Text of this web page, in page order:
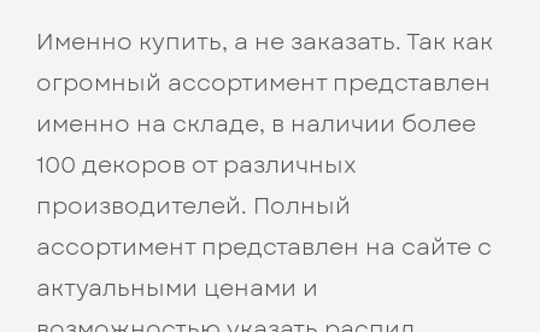
Именно купить, а не заказать. Так как
огромный ассортимент представлен
именно на складе, в наличии более
100 декоров от различных
производителей. Полный
ассортимент представлен на сайте с
актуальными ценами и